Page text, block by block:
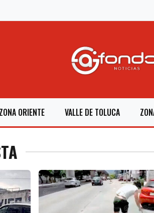
ZONA ORIENTE VALLE DE TOLUCA